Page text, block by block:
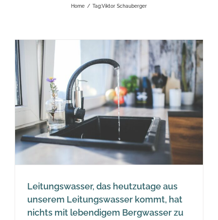
Home / Tag:Viktor Schauberger
Leitungswasser, das heutzutage aus
unserem Leitungswasser kommt, hat
nichts mit lebendigem Bergwasser zu